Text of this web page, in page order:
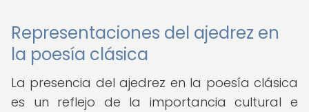
Representaciones del ajedrez en
la poesía clásica
La presencia del ajedrez en la poesía clásica
es un reflejo de la importancia cultural e